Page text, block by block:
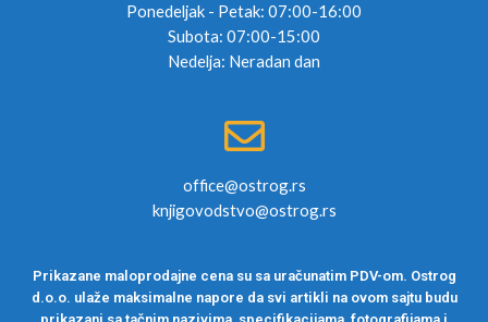
Ponedeljak - Petak: 07:00-16:00
Subota: 07:00-15:00
Nedelja: Neradan dan
office@ostrog.rs
knjigovodstvo@ostrog.rs
Prikazane maloprodajne cena su sa uračunatim PDV-om. Ostrog
d.o.o. ulaže maksimalne napore da svi artikli na ovom sajtu budu